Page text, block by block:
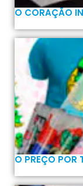
O CORAÇÃO
O PREÇO POR